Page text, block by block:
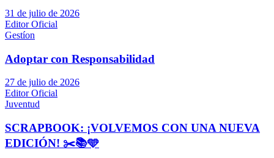
31 de julio de 2026
Editor Oficial
Gestíon
Adoptar con Responsabilidad
27 de julio de 2026
Editor Oficial
Juventud
SCRAPBOOK: ¡VOLVEMOS CON UNA NUEVA
EDICIÓN! ✂️📚🩵